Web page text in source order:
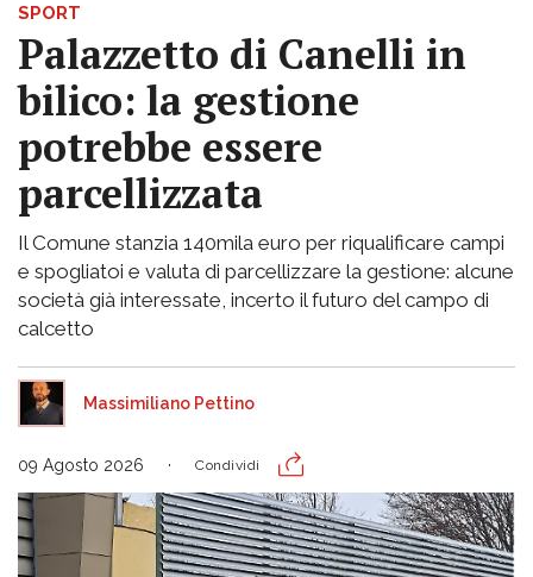
SPORT
Palazzetto di Canelli in
bilico: la gestione
potrebbe essere
parcellizzata
Il Comune stanzia 140mila euro per riqualificare campi
e spogliatoi e valuta di parcellizzare la gestione: alcune
società già interessate, incerto il futuro del campo di
calcetto
Massimiliano Pettino
09 Agosto 2026 Condividi